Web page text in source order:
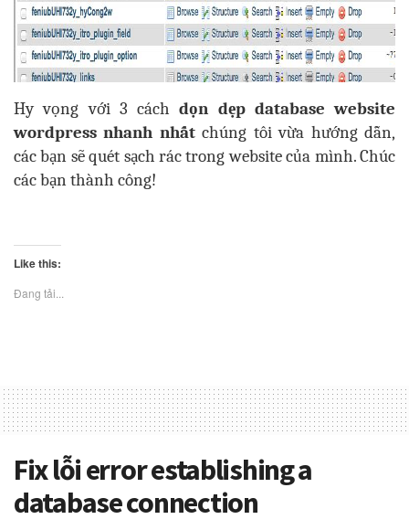
Hy vọng với 3 cáchdọn dẹp database website
wordpress nhanh nhấtchúng tôi vừa hướng dẫn,
các bạn sẽ quét sạch rác trong website của mình. Chúc
các bạn thành công!
Like this:
Đang tải...
Fix lỗi error establishing a
database connection